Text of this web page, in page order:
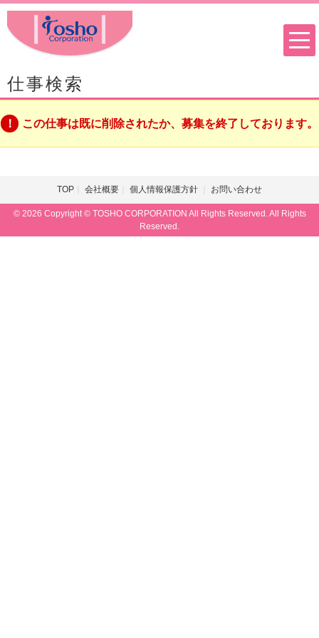
仕事検索
この仕事は既に削除されたか、募集を終了しております。
TOP 会社概要 個人情報保護方針 お問い合わせ
© 2026 Copyright © TOSHO CORPORATION All Rights Reserved. All Rights
Reserved.